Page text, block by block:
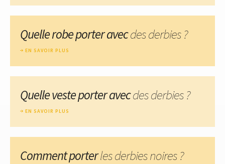
Quelle robe porter avecdes derbies ?
EN SAVOIR PLUS
Quelle veste porter avecdes derbies ?
EN SAVOIR PLUS
Comment porterles derbies noires ?